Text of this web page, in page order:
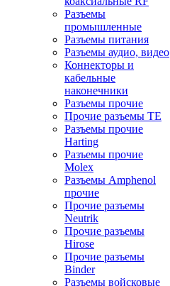
Разъeмы
промышленные
Разъeмы питания
Разъeмы аудио, видео
Коннекторы и
кабельные
наконечники
Разъeмы прочие
Прочие разъемы TE
Разъемы прочие
Harting
Разъемы прочие
Molex
Разъемы Amphenol
прочие
Прочие разъемы
Neutrik
Прочие разъемы
Hirose
Прочие разъемы
Binder
Разъемы войсковые